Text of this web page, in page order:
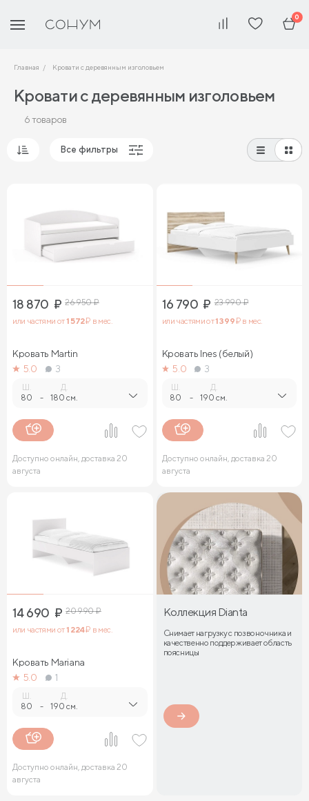
0
Главная Кровати с деревянным изголовьем
Кровати с деревянным изголовьем
6 товаров
Сначала дорогие
Все фильтры
18 870 ₽ 26 950₽
или частями от1 572₽ в мес.
Кровать Martin
5.0
3
Ш.
80 -
Д.
180 см.
Доступно онлайн, доставка 20
августа
16 790 ₽ 23 990₽
или частями от1 399₽ в мес.
Кровать Ines (белый)
5.0
3
Ш.
80 -
Д.
190 см.
Доступно онлайн, доставка 20
августа
14 690 ₽ 20 990₽
или частями от1 224₽ в мес.
Кровать Mariana
5.0
1
80 -
Д.
190 см.
Доступно онлайн, доставка 20
августа
Коллекция Dianta
Снимает нагрузку с позвоночника и
качественно поддерживает область
поясницы